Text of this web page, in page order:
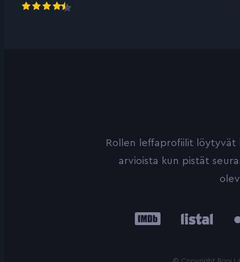
Rollen leffaprofiilit löytyvät
arvioista kun pistät
IMDb